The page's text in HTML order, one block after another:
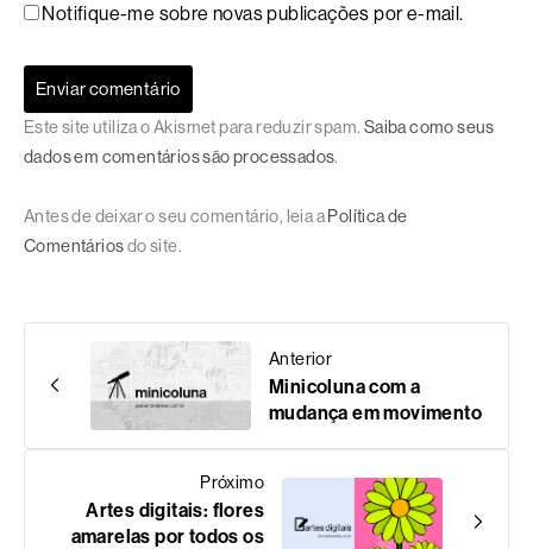
Notifique-me sobre novas publicações por e-mail.
Este site utiliza o Akismet para reduzir spam. Saiba como seus
dados em comentários são processados.
Antes de deixar o seu comentário, leia a Política de
Comentáriosdo site.
Anterior
Minicoluna com a
mudança em movimento
Próximo
Artes digitais: flores
amarelas por todos os